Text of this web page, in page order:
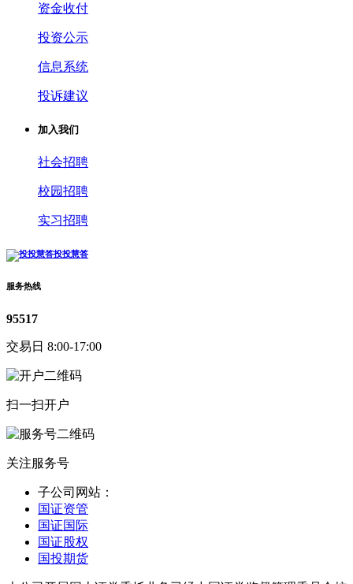
资金收付
投资公示
信息系统
投诉建议
加入我们
社会招聘
校园招聘
实习招聘
投投慧答
服务热线
95517
交易日 8:00-17:00
扫一扫开户
关注服务号
子公司网站：
国证资管
国证国际
国证股权
国投期货